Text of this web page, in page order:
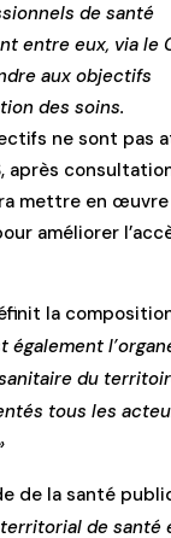
de santé
entre eux, via le
aux objectifs
des soins.
ne sont pas
après
mettre en
améliorer
la
également
du
tous les
de la santé
de santé